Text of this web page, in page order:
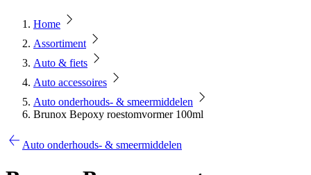
Home
Assortiment
Auto & fiets
Auto accessoires
Auto onderhouds- & smeermiddelen
Brunox Bepoxy roestomvormer 100ml
Auto onderhouds- & smeermiddelen